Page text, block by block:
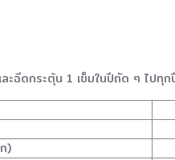
ฉีดกระตุ้น 1 เข็มในปีถัด ๆ ไปทุ
)